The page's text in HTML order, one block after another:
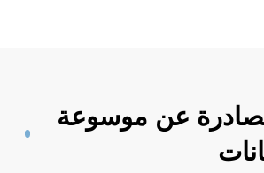
عن موسوعة